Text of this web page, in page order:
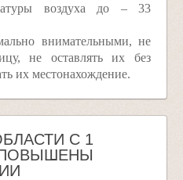
воздуха до – 33
внимательными, не
не оставлять их без
их местонахождение.
С 1
ПОВЫШЕНЫ